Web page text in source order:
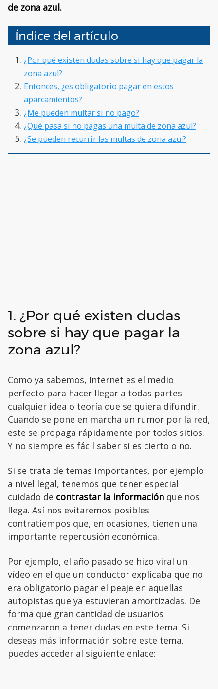
de zona azul.
Índice del artículo
¿Por qué existen dudas sobre si hay que pagar la
zona azul?
Entonces, ¿es obligatorio pagar en estos
aparcamientos?
¿Me pueden multar si no pago?
¿Qué pasa si no pagas una multa de zona azul?
¿Se pueden recurrir las multas de zona azul?
1. ¿Por qué existen dudas
sobre si hay que pagar la
zona azul?
Como ya sabemos, Internet es el medio
perfecto para hacer llegar a todas partes
cualquier idea o teoría que se quiera difundir.
Cuando se pone en marcha un rumor por la red,
este se propaga rápidamente por todos sitios.
Y no siempre es fácil saber si es cierto o no.
Si se trata de temas importantes, por ejemplo
a nivel legal, tenemos que tener especial
cuidado de contrastar la información que nos
llega. Así nos evitaremos posibles
contratiempos que, en ocasiones, tienen una
importante repercusión económica.
Por ejemplo, el año pasado se hizo viral un
vídeo en el que un conductor explicaba que no
era obligatorio pagar el peaje en aquellas
autopistas que ya estuvieran amortizadas. De
forma que gran cantidad de usuarios
comenzaron a tener dudas en este tema. Si
deseas más información sobre este tema,
puedes acceder al siguiente enlace: